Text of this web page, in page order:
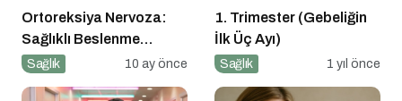
Ortoreksiya Nervoza:
Sağlıklı Beslenme
Takıntısı
Sağlık 10 ay önce
1. Trimester (Gebeliğin
İlk Üç Ayı)
Sağlık 1 yıl önce